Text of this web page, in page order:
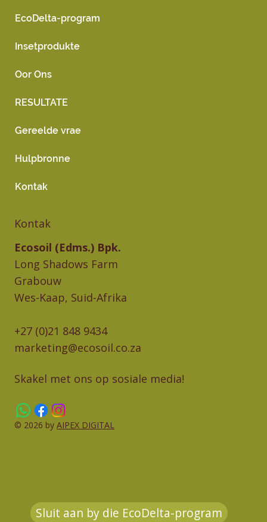
EcoDelta-program
Insetprodukte
Oor Ons
RESULTATE
Gereelde vrae
Hulpbronne
Kontak
Kontak
Ecosoil (Edms.) Bpk.
Long Shadows Farm
Grabouw
Wes-Kaap, Suid-Afrika
+27 (0)21 848 9434
marketing@ecosoil.co.za
Skakel met ons op sosiale media!
© 2026 byAIPEX DIGITAL
Sluit aan by die EcoDelta-program